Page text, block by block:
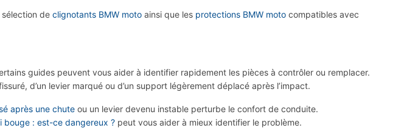
de clignotants BMW moto ainsi que les protections BMW moto compatibles avec
guides peuvent vous aider à identifier rapidement les pièces à contrôler ou remplacer.
d’un levier marqué ou d’un support légèrement déplacé après l’impact.
après une chute ou un levier devenu instable perturbe le confort de conduite.
bouge : est-ce dangereux ? peut vous aider à mieux identifier le problème.